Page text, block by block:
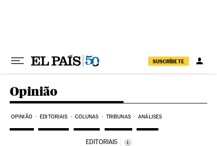
SUSCRÍBETE
Opinião
OPINIÃO EDITORIAIS COLUNAS TRIBUNAS ANÁLISES
EDITORIAIS i